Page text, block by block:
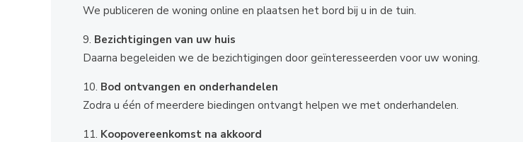
We publiceren de woning online en plaatsen het bord bij u in de tuin.
Bezichtigingen van uw huis
Daarna begeleiden we de bezichtigingen door geïnteresseerden voor uw woning.
Bod ontvangen en onderhandelen
Zodra u één of meerdere biedingen ontvangt helpen we met onderhandelen.
Koopovereenkomst na akkoord